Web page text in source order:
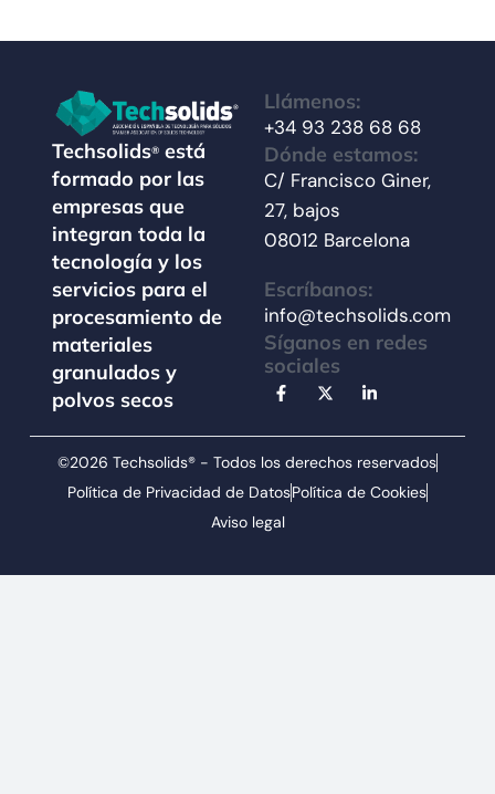
Techsolids®está
formado por las
empresas que
integran toda la
tecnología y los
servicios para el
procesamiento de
materiales
granulados y
polvos secos
Llámenos:
+34 93 238 68 68
Dónde estamos:
C/ Francisco Giner,
27, bajos
08012 Barcelona
Escríbanos:
info@techsolids.com
Síganos en redes
sociales
©2026 Techsolids® - Todos los derechos reservados
Política de Privacidad de DatosPolítica de Cookies
Aviso legal